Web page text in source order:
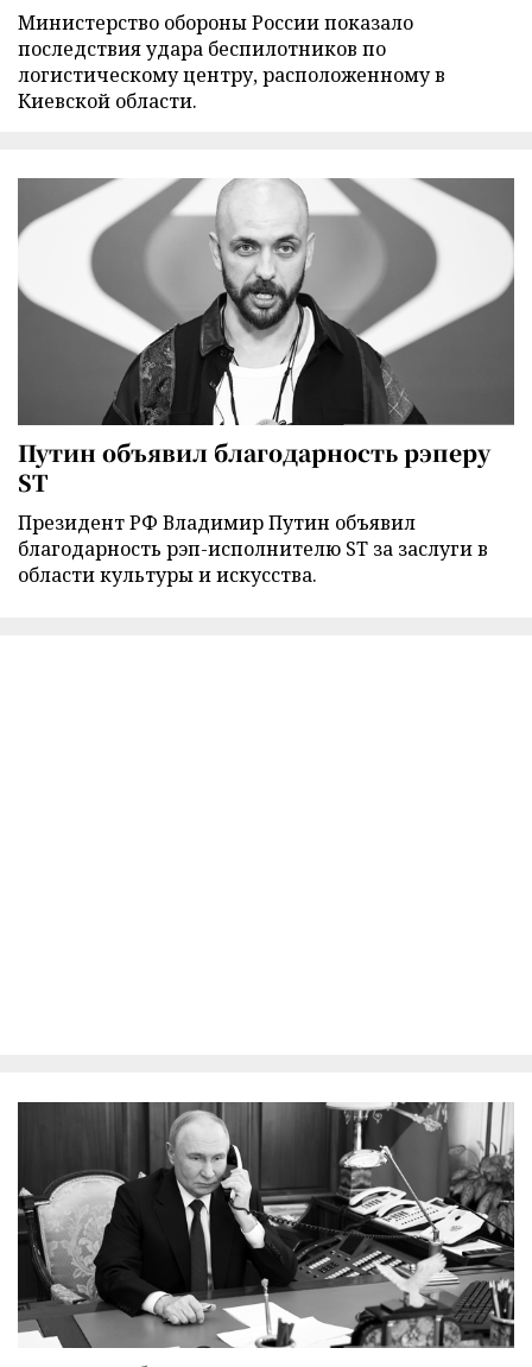
Министерство обороны России показало
последствия удара беспилотников по
логистическому центру, расположенному в
Киевской области.
Путин объявил благодарность рэперу
ST
Президент РФ Владимир Путин объявил
благодарность рэп-исполнителю ST за заслуги в
области культуры и искусства.